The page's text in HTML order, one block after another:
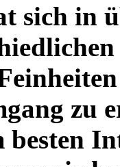
sich in
zu
besten